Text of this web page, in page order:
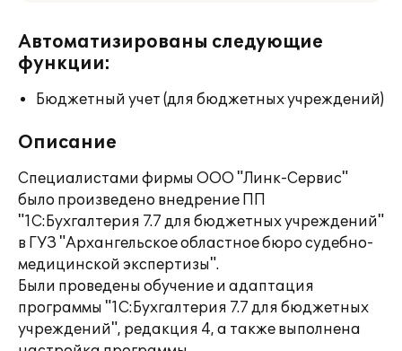
Автоматизированы следующие
функции:
Бюджетный учет (для бюджетных учреждений)
Описание
Cпециалистами фирмы ООО "Линк-Сервис"
было произведено внедрение ПП
"1С:Бухгалтерия 7.7 для бюджетных учреждений"
в ГУЗ "Архангельское областное бюро судебно-
медицинской экспертизы".
Были проведены обучение и адаптация
программы "1С:Бухгалтерия 7.7 для бюджетных
учреждений", редакция 4, а также выполнена